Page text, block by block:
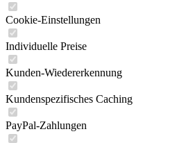
Cookie-Einstellungen
Individuelle Preise
Kunden-Wiedererkennung
Kundenspezifisches Caching
PayPal-Zahlungen